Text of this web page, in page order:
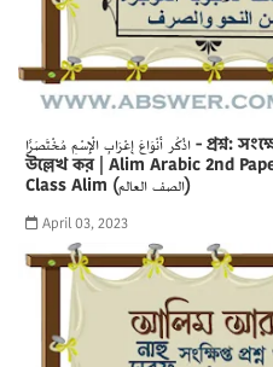
اذْكُر أَنْوَاعَ إِعْرَابِ الْإِسْمِ مُخْتَصَرًا - প্রশ্ন: সংক্ষেপে إِسْمِ এর إِعْرَابِ এর প্রকারসমূহ
উল্লেখ কর | Alim Arabic 2nd
Class Alim (الصف العالم)
April 03, 2023